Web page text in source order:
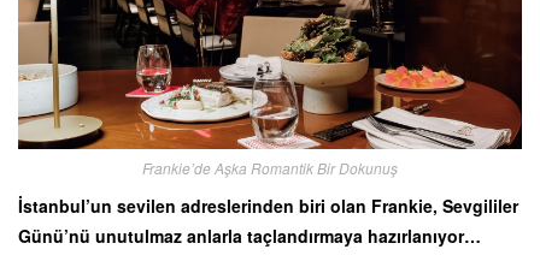
Frankie’de Aşka Romantik Bir Dokunuş
İstanbul’un sevilen adreslerinden biri olan Frankie, Sevgililer
Günü’nü unutulmaz anlarla taçlandırmaya hazırlanıyor…